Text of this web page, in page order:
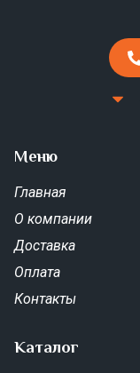
Меню
Главная
О компании
Доставка
Оплата
Контакты
Каталог